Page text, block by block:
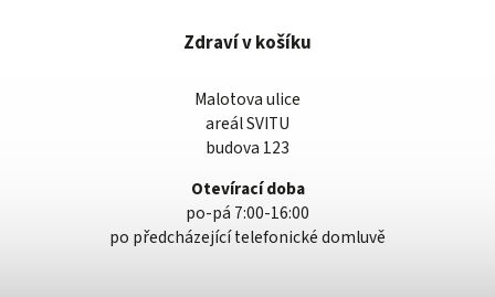
Zdraví v košíku
Malotova ulice
areál SVITU
budova 123
Otevírací doba
po-pá 7:00-16:00
po předcházející telefonické domluvě